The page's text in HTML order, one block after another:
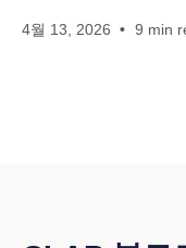
4월 13, 2026 9 min